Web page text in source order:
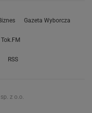
Gazeta Wyborcza
Tok.FM
RSS
z o.o.